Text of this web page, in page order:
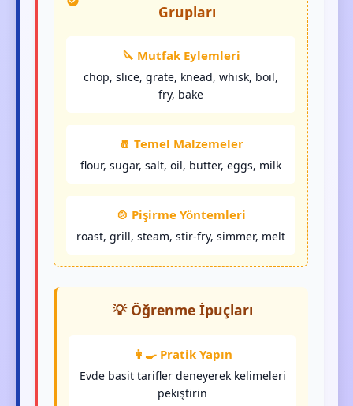
Grupları
🔪 Mutfak Eylemleri
chop, slice, grate, knead, whisk, boil,
fry, bake
🧂 Temel Malzemeler
flour, sugar, salt, oil, butter, eggs, milk
🍲 Pişirme Yöntemleri
roast, grill, steam, stir-fry, simmer, melt
💡 Öğrenme İpuçları
👩‍🍳 Pratik Yapın
Evde basit tarifler deneyerek kelimeleri
pekiştirin